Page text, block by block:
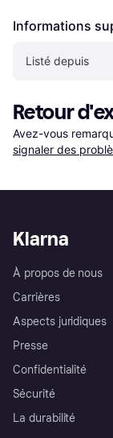
Informations
Listé depuis
Retour
Avez-vous
signaler des
Klarna
À propos de nous
Carrières
Aspects juridiques
Presse
Confidentialité
Sécurité
La durabilité